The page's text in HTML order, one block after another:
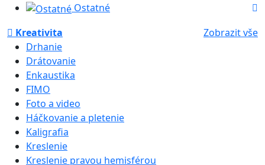
Ostatné
Kreativita
Zobrazit vše
Drhanie
Drátovanie
Enkaustika
FIMO
Foto a video
Háčkovanie a pletenie
Kaligrafia
Kreslenie
Kreslenie pravou hemisférou